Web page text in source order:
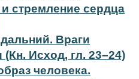
стремление сердца
Враги
Исход, гл. 23–24)
человека.